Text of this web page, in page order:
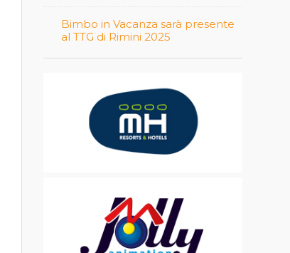
Bimbo in Vacanza sarà presente
al TTG di Rimini 2025